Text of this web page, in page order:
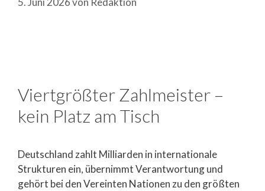
Viertgrößter Zahlmeister –
kein Platz am Tisch
Deutschland zahlt Milliarden in internationale
Strukturen ein, übernimmt Verantwortung und
gehört bei den Vereinten Nationen zu den größten